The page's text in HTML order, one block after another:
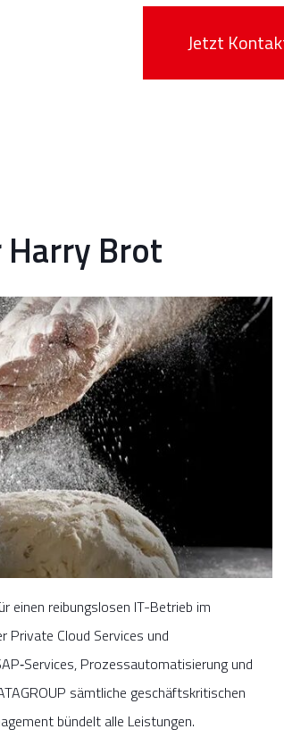
Jetzt
Brot
einen reibungslosen IT-Betrieb im
Private Cloud Services und
Prozessautomatisierung und
sämtliche geschäftskritischen
bündelt alle Leistungen.